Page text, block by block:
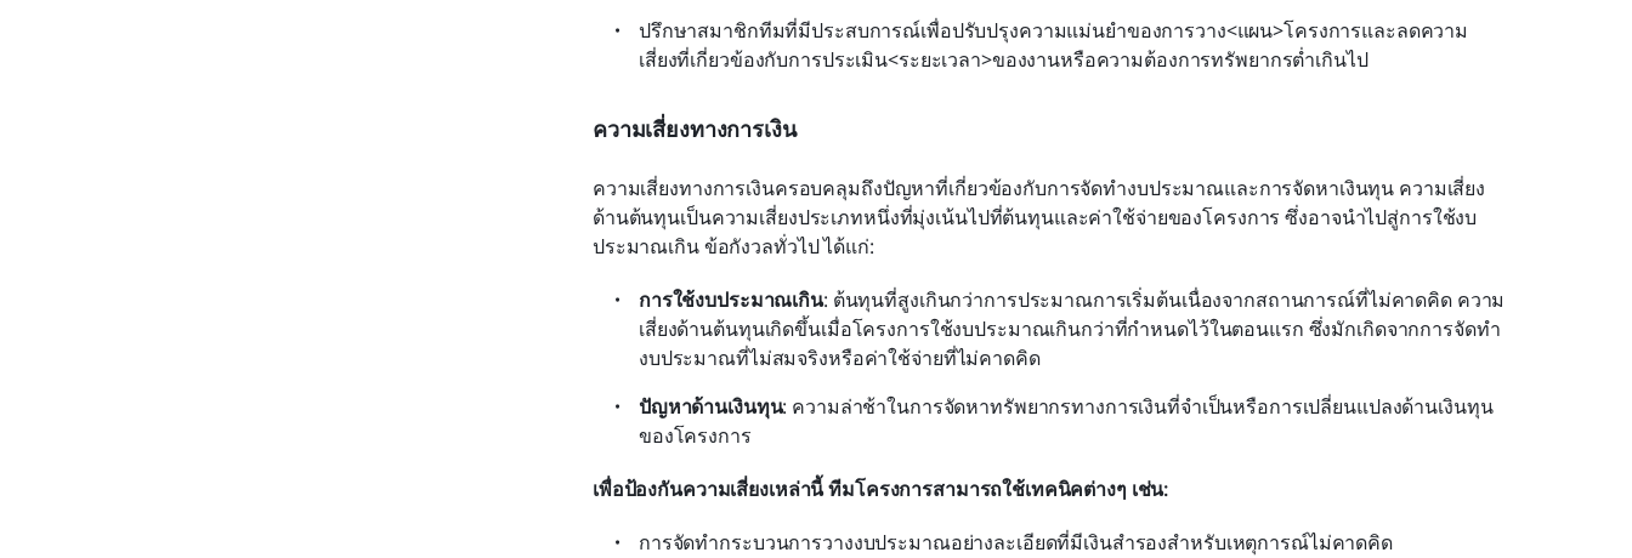
ปรึกษาสมาชิกทีมที่มีประสบการณ์เพื่อปรับปรุงความแม่นยำของการวาง<แผน>โครงการและลดความ
เสี่ยงที่เกี่ยวข้องกับการประเมิน<ระยะเวลา>ของงานหรือความต้องการทรัพยากรต่ำเกินไป
ความเสี่ยงทางการเงิน
ความเสี่ยงทางการเงินครอบคลุมถึงปัญหาที่เกี่ยวข้องกับการจัดทำงบประมาณและการจัดหาเงินทุน ความเสี่ยง
ด้านต้นทุนเป็นความเสี่ยงประเภทหนึ่งที่มุ่งเน้นไปที่ต้นทุนและค่าใช้จ่ายของโครงการ ซึ่งอาจนำไปสู่การใช้งบ
ประมาณเกิน ข้อกังวลทั่วไป ได้แก่:
การใช้งบประมาณเกิน: ต้นทุนที่สูงเกินกว่าการประมาณการเริ่มต้นเนื่องจากสถานการณ์ที่ไม่คาดคิด ความ
เสี่ยงด้านต้นทุนเกิดขึ้นเมื่อโครงการใช้งบประมาณเกินกว่าที่กำหนดไว้ในตอนแรก ซึ่งมักเกิดจากการจัดทำ
งบประมาณที่ไม่สมจริงหรือค่าใช้จ่ายที่ไม่คาดคิด
ปัญหาด้านเงินทุน: ความล่าช้าในการจัดหาทรัพยากรทางการเงินที่จำเป็นหรือการเปลี่ยนแปลงด้านเงินทุน
ของโครงการ
เพื่อป้องกันความเสี่ยงเหล่านี้ ทีมโครงการสามารถใช้เทคนิคต่างๆ เช่น:
การจัดทำกระบวนการวางงบประมาณอย่างละเอียดที่มีเงินสำรองสำหรับเหตุการณ์ไม่คาดคิด